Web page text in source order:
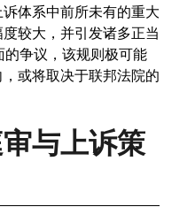
体系中前所未有的重大
较大，并引发诸多正当
争议，该规则极可能
或将取决于联邦法院的
与上诉策